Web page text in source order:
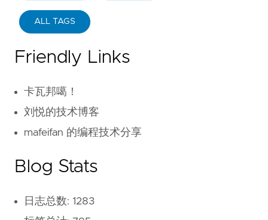
ALL TAGS
Friendly Links
卡瓦邦噶！
刘悦的技术博客
mafeifan 的编程技术分享
Blog Stats
日志总数: 1283